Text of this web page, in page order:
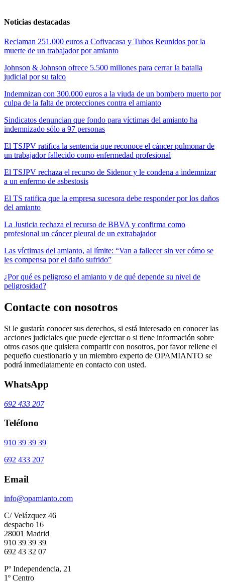
Noticias destacadas
Reclaman 251.000 euros a Cofivacasa y Tubos Reunidos por la
muerte de un trabajador por amianto
Johnson & Johnson ofrece 5.500 millones para cerrar la batalla
judicial por su talco
Indemnizan con 300.000 euros a la viuda de un bombero muerto por
culpa de la falta de protecciones contra el amianto
Sindicatos denuncian que fondo para víctimas del amianto ha
indemnizado sólo a 97 personas
El TSJPV ratifica la sentencia que reconoce el cáncer pulmonar de
un trabajador fallecido como enfermedad profesional
El TSJPV rechaza el recurso de Sidenor y le condena a indemnizar
a un enfermo de asbestosis
El TS ratifica que la empresa sucesora debe responder por los daños
del amianto
La Justicia rechaza el recurso de BBVA y confirma como
profesional un cáncer pleural de un extrabajador
Las víctimas del amianto, al límite: “Van a fallecer sin ver cómo se
les compensa por el daño sufrido”
¿Por qué es peligroso el amianto y de qué depende su nivel de
peligrosidad?
Contacte con nosotros
Si le gustaría conocer sus derechos, si está interesado en conocer las
acciones judiciales que puede ejercitar o si tiene información sobre
otros casos que quisiera compartir con nosotros, por favor rellene el
pequeño cuestionario y un miembro experto de OPAMIANTO se
podrá inmediatamente en contacto con usted.
WhatsApp
692 433 207
Teléfono
910 39 39 39
692 433 207
Email
info@opamianto.com
C/ Velázquez 46
despacho 16
28001 Madrid
910 39 39 39
692 43 32 07
Pº Independencia, 21
1º Centro